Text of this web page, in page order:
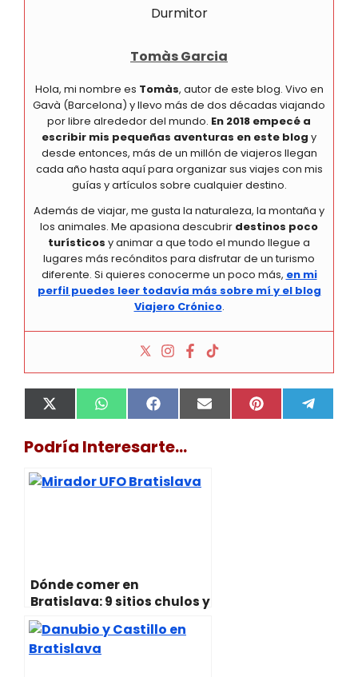
Tomàs Garcia
Hola, mi nombre es Tomàs, autor de este blog. Vivo en
Gavà (Barcelona) y llevo más de dos décadas viajando
por libre alrededor del mundo. En 2018 empecé a
escribir mis pequeñas aventuras en este blog y
desde entonces, más de un millón de viajeros llegan
cada año hasta aquí para organizar sus viajes con mis
guías y artículos sobre cualquier destino.
Además de viajar, me gusta la naturaleza, la montaña y
los animales. Me apasiona descubrir destinos poco
turísticos y animar a que todo el mundo llegue a
lugares más recónditos para disfrutar de un turismo
diferente. Si quieres conocerme un poco más, en mi
perfil puedes leer todavía más sobre mí y el blog
Viajero Crónico.
Compartir
en
X
(
w
t
t
Compartir
en
W
h
t
A
p
Compartir
en
F
a
e
o
o
Compartir
en
E
m
Compartir
en
P
i en
e
Podría Interesarte...
Dónde comer en
Bratislava: 9 sitios chulos y
baratos